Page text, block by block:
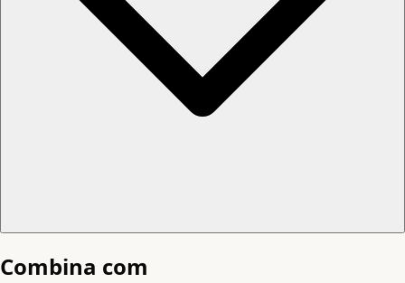
Combina com